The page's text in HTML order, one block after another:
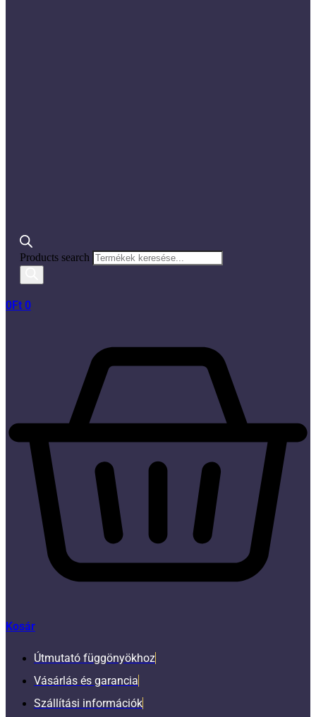
Products search
0Ft 0
Kosár
Útmutató függönyökhoz
Vásárlás és garancia
Szállítási információk